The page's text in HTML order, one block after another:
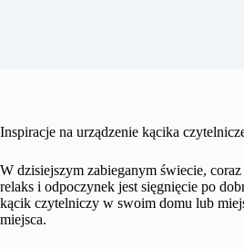
Inspiracje na urządzenie kącika
W dzisiejszym zabieganym świecie,
relaks i odpoczynek jest sięgnięcie po
kącik czytelniczy w swoim domu lub
miejsca.